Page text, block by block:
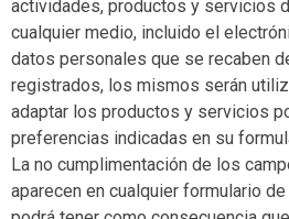
actividades, productos y servicios
cualquier medio, incluido el
datos personales que se recaben
registrados, los mismos serán
adaptar los productos y servicios
preferencias indicadas en su
La no cumplimentación de los
aparecen en cualquier formulario